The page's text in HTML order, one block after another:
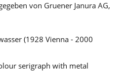
von Gruener Janura AG,
(1928 Vienna - 2000
serigraph with metal